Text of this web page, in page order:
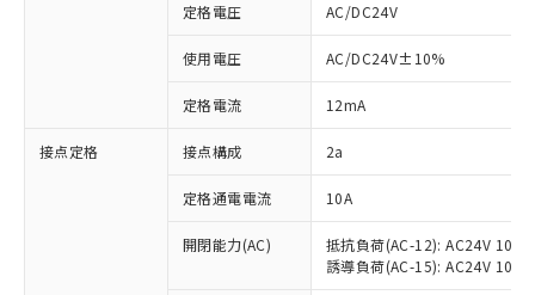
定格電圧 AC/DC24V
使用電圧 AC/DC24V±10%
定格電流 12mA
接点定格 接点構成 2a
定格通電電流 10A
開閉能力(AC)
抵抗負荷(AC-12): AC24V 10A/
誘導負荷(AC-15): AC24V
ご利用条件
以下の条件をお読みいただき、同意のうえ
対応済み：EU RoHS指令（10物質）の
非含有に対応した製品が提供可能な商品で
対応予定：EU RoHS指令（10物質）の非含
有に対応した製品に切り替える予定のある
対応予定なし：EU RoHS指令（10物質）の
非含有に非対応の商品で、対応品を出す予